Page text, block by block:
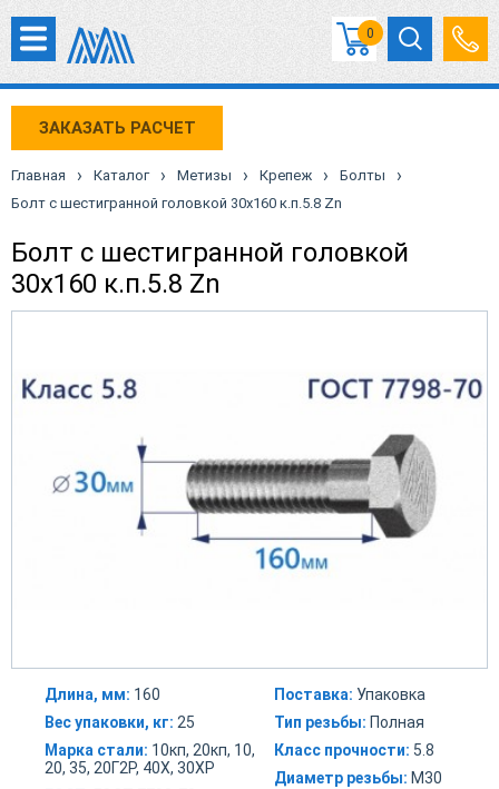
0
ЗАКАЗАТЬ РАСЧЕТ
Главная › Каталог › Метизы › Крепеж › Болты ›
Болт с шестигранной головкой 30х160 к.п.5.8 Zn
Болт с шестигранной головкой
30х160 к.п.5.8 Zn
Длина, мм: 160
Вес упаковки, кг: 25
Марка стали: 10кп, 20кп, 10,
20, 35, 20Г2Р, 40Х, 30ХР
Поставка: Упаковка
Тип резьбы: Полная
Класс прочности: 5.8
Диаметр резьбы: М30